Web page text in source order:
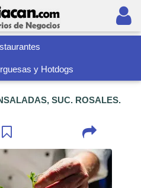
y Hotdogs
SUC. ROSALES.